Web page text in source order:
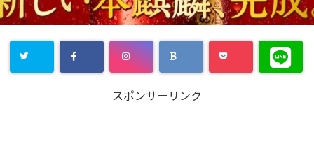
スポンサーリンク